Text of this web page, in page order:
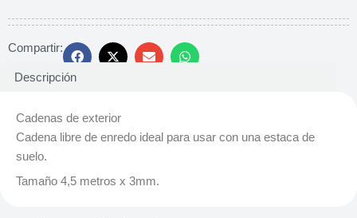
Compartir:
Descripción
Cadenas de exterior
Cadena libre de enredo ideal para usar con una estaca de
suelo.
Tamaño 4,5 metros x 3mm.